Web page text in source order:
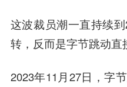
这波裁员潮一直持续
转，反而是字节跳动直
2023年11月27日，字